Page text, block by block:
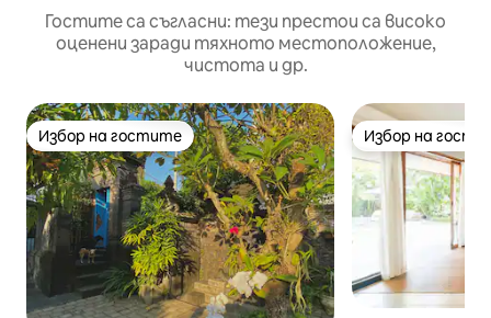
Гостите са съгласни: тези престои са високо
оценени заради тяхното местоположение,
чистота и др.
Избор на гостите
Избор на гостите Избор на
Избор на